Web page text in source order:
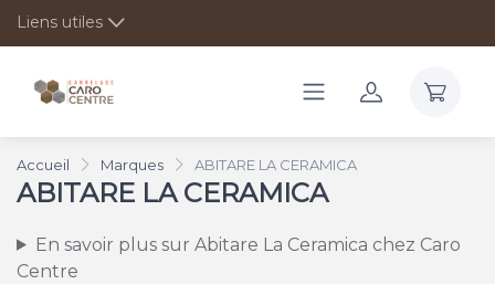
Liens utiles
Accueil Marques ABITARE LA CERAMICA
ABITARE LA CERAMICA
En savoir plus sur Abitare La Ceramica chez Caro
Centre